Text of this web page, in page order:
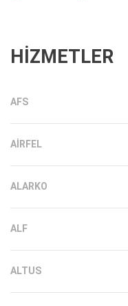
HİZMETLER
AFS
AIRFEL
ALARKO
ALF
ALTUS